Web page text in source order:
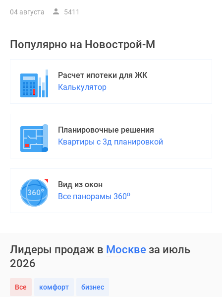
04 августа 5411
Популярно на Новострой-М
Расчет ипотеки для ЖК
Калькулятор
Планировочные решения
Квартиры с 3д планировкой
Вид из окон
Все панорамы 360о
Лидеры продаж в Москве за июль
2026
Все комфорт бизнес